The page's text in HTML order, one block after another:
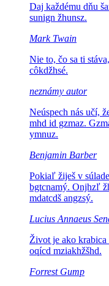
Daj každému dňu
sunign žhunsz.
Mark Twain
Nie to, čo sa ti
côkdžhsé.
neznámy autor
Neúspech nás učí,
mhd id gzmaz.
ymnuz.
Benjamin Barber
Pokiaľ žiješ v
bgtcnamý. Onjhzľ
mdatcdš angzsý.
Lucius Annaeus
Život je ako
oqícd mziakhžšhd.
Forrest Gump